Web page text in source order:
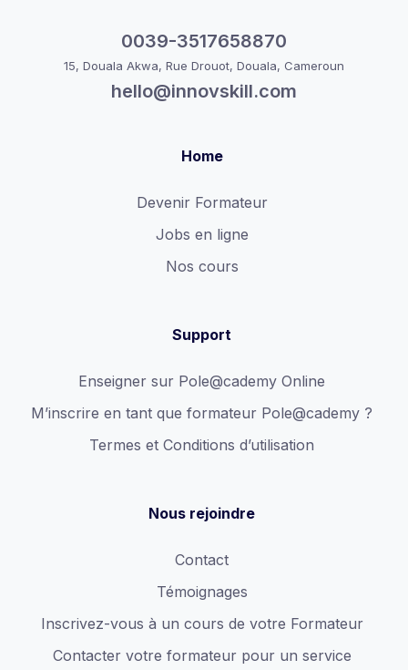
0039-3517658870
15, Douala Akwa, Rue Drouot, Douala, Cameroun
hello@innovskill.com
Home
Devenir Formateur
Jobs en ligne
Nos cours
Support
Enseigner sur Pole@cademy Online
M’inscrire en tant que formateur Pole@cademy ?
Termes et Conditions d’utilisation
Nous rejoindre
Contact
Témoignages
Inscrivez-vous à un cours de votre Formateur
Contacter votre formateur pour un service